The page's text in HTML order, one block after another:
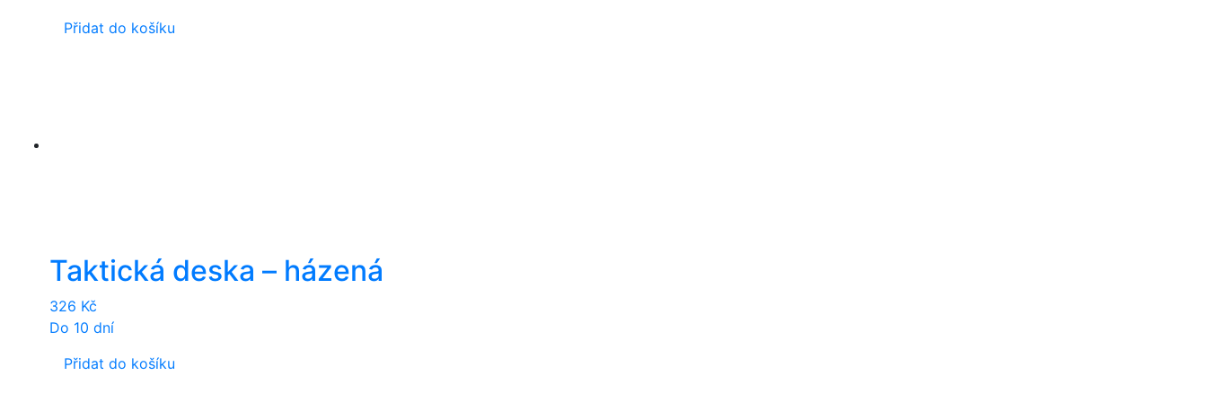
Přidat do košíku
Taktická deska – házená
326 Kč
Do 10 dní
Přidat do košíku